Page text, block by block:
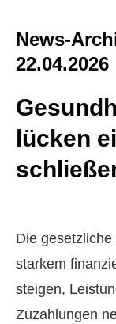
News-
22.04.2026
lücken
Die
starkem
steigen,
Zuzahlungen